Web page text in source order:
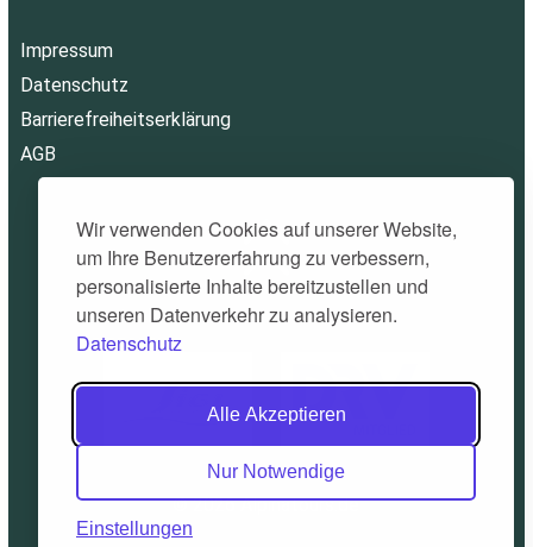
Wir verwenden Cookies auf unserer Website,
um Ihre Benutzererfahrung zu verbessern,
personalisierte Inhalte bereitzustellen und
unseren Datenverkehr zu analysieren.
Datenschutz
Alle Akzeptieren
Nur Notwendige
Einstellungen
Impressum
Datenschutz
Barrierefreiheitserklärung
AGB
© 2026 Alpinatours.de